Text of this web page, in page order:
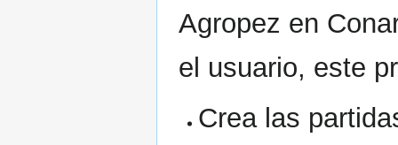
Agropez en
el usuario, este
Crea las